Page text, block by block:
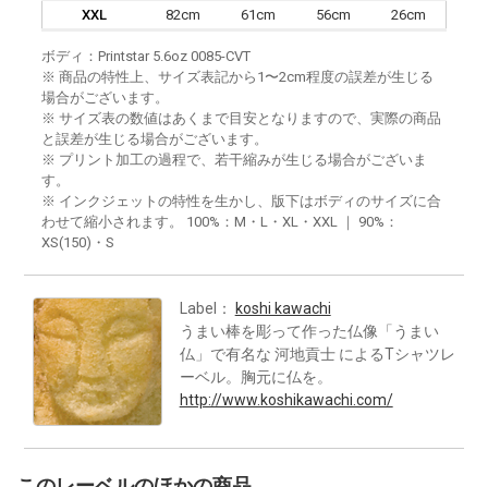
XXL 82cm 61cm 56cm 26cm
ボディ：Printstar 5.6oz 0085-CVT
※ 商品の特性上、サイズ表記から1〜2cm程度の誤差が生じる
場合がございます。
※ サイズ表の数値はあくまで目安となりますので、実際の商品
と誤差が生じる場合がございます。
※ プリント加工の過程で、若干縮みが生じる場合がございま
す。
※ インクジェットの特性を生かし、版下はボディのサイズに合
わせて縮小されます。 100%：M・L・XL・XXL ｜ 90%：
XS(150)・S
Label：
koshi kawachi
うまい棒を彫って作った仏像「うまい
仏」で有名な 河地貢士 によるTシャツレ
ーベル。胸元に仏を。
http://www.koshikawachi.com/